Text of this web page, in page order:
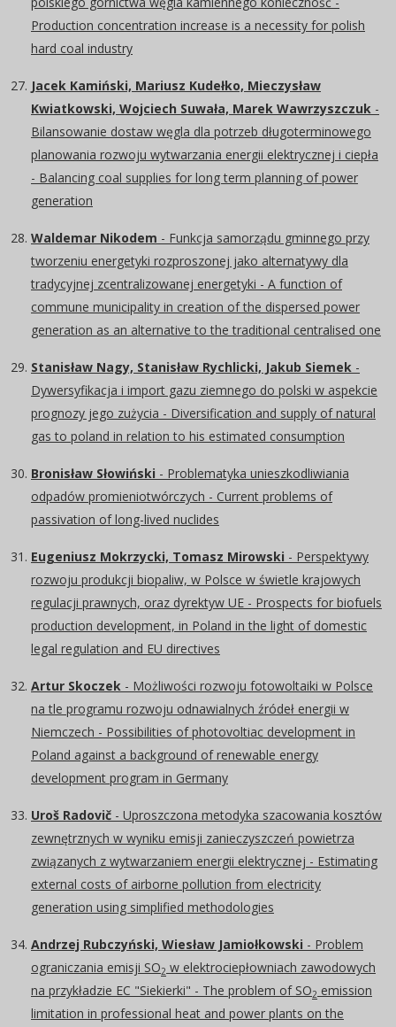
Production concentration increase is a necessity for polish
hard coal industry
Jacek Kamiński, Mariusz Kudełko, Mieczysław
Kwiatkowski, Wojciech Suwała, Marek Wawrzyszczuk -
Bilansowanie dostaw węgla dla potrzeb długoterminowego
planowania rozwoju wytwarzania energii elektrycznej i ciepła
- Balancing coal supplies for long term planning of power
generation
Waldemar Nikodem - Funkcja samorządu gminnego przy
tworzeniu energetyki rozproszonej jako alternatywy dla
tradycyjnej zcentralizowanej energetyki - A function of
commune municipality in creation of the dispersed power
generation as an alternative to the traditional centralised one
Stanisław Nagy, Stanisław Rychlicki, Jakub Siemek -
Dywersyfikacja i import gazu ziemnego do polski w aspekcie
prognozy jego zużycia - Diversification and supply of natural
gas to poland in relation to his estimated consumption
Bronisław Słowiński - Problematyka unieszkodliwiania
odpadów promieniotwórczych - Current problems of
passivation of long-lived nuclides
Eugeniusz Mokrzycki, Tomasz Mirowski - Perspektywy
rozwoju produkcji biopaliw, w Polsce w świetle krajowych
regulacji prawnych, oraz dyrektyw UE - Prospects for biofuels
production development, in Poland in the light of domestic
legal regulation and EU directives
Artur Skoczek - Możliwości rozwoju fotowoltaiki w Polsce
na tle programu rozwoju odnawialnych źródeł energii w
Niemczech - Possibilities of photovoltiac development in
Poland against a background of renewable energy
development program in Germany
Uroš Radovič - Uproszczona metodyka szacowania kosztów
zewnętrznych w wyniku emisji zanieczyszczeń powietrza
związanych z wytwarzaniem energii elektrycznej - Estimating
external costs of airborne pollution from electricity
generation using simplified methodologies
Andrzej Rubczyński, Wiesław Jamiołkowski - Problem
ograniczania emisji SO2 w elektrociepłowniach zawodowych
na przykładzie EC "Siekierki" - The problem of SO2 emission
limitation in professional heat and power plants on the